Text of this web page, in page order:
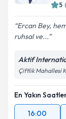
5 (
Ercan Bey,
ruhsal ve...
Aktif
Çiftlik Mahallesi
En Yakın
16:00